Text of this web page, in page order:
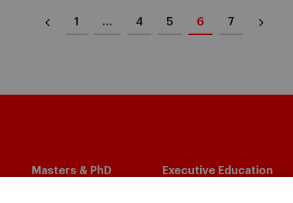
1 … 4 5 6 7
Masters & PhD Executive Education